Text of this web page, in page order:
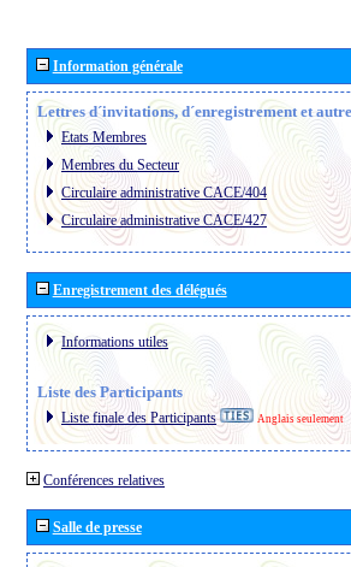
Information générale
Lettres d´invitations, d´enregistrement et
Etats Membres
Membres du Secteur
Circulaire administrative CACE/404
Circulaire administrative CACE/427
Enregistrement des délégués
Informations utiles
Liste des Participants
Liste finale des Participants Anglais seulement
Conférences relatives
Salle de presse